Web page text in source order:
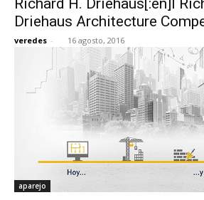
Richard H. Driehaus[:en]I
Driehaus Architecture
veredes - 16 agosto, 2016
aparejo